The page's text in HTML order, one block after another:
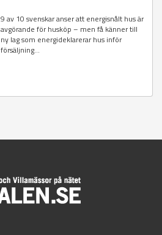
9 av 10 svenskar anser att energisnålt hus är
avgörande för husköp – men få känner till
ny lag som energideklarerar hus inför
försäljning...